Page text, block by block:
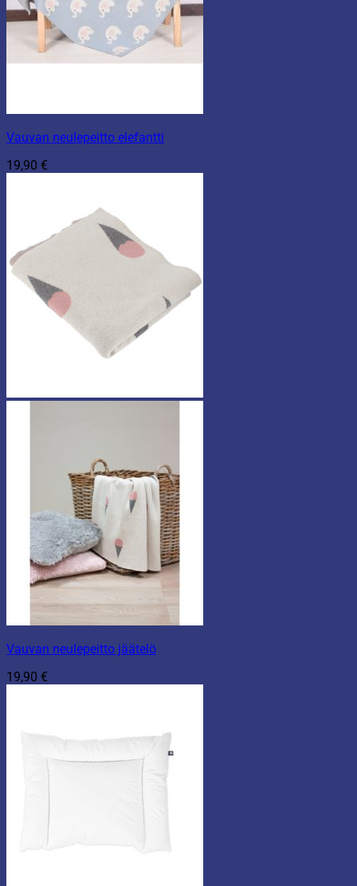
Vauvan neulepeitto elefantti
19,90 €
Vauvan neulepeitto jäätelö
19,90 €